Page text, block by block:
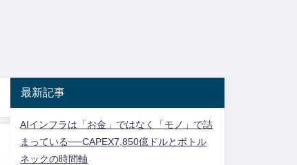
最新記事
AIインフラは「お金」ではなく「モノ」で詰
まっている──CAPEX7,850億ドルとボトル
ネックの時間軸